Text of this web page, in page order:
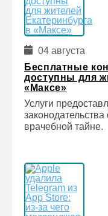
04 августа
Бесплатные
доступны для
«Максе»
Услуги
врачебной тайне.